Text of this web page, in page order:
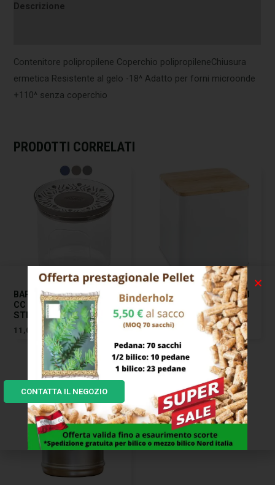
Descrizione
Contenitore polipropilene Coperchio polipropileneChiusura
ermetica Resistente al gelo -18^ Adatto per forni microonde
+110^ senza coperchio
PRODOTTI CORRELATI
BARATTOLO TOSCA BLU
CC 2200 CM 12 H 28
STEFANPL
11,00
BARATTOLO CC 2000 CM
10×10 H 28,5 ONLINE
TESCOMA
21,00€
CONTATTA IL NEGOZIO